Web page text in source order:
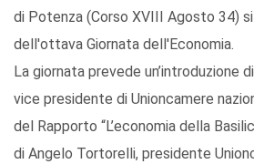
di Potenza (Corso XVIII Agosto 34)
dell'ottava Giornata dell'Economia.
La giornata prevede un’introduzione
vice presidente di Unioncamere
del Rapporto “L’economia della
di Angelo Tortorelli, presidente